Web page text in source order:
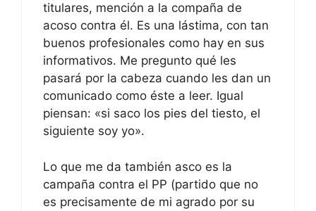
titulares, mención a la compaña de
acoso contra él. Es una lástima, con tan
buenos profesionales como hay en sus
informativos. Me pregunto qué les
pasará por la cabeza cuando les dan un
comunicado como éste a leer. Igual
piensan: «si saco los pies del tiesto, el
siguiente soy yo».
Lo que me da también asco es la
campaña contra el PP (partido que no
es precisamente de mi agrado por su